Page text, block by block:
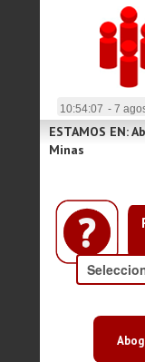
10:54:08 - 7
ESTAMOS EN:
Minas